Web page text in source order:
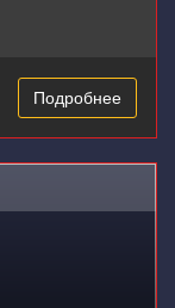
Подробнее